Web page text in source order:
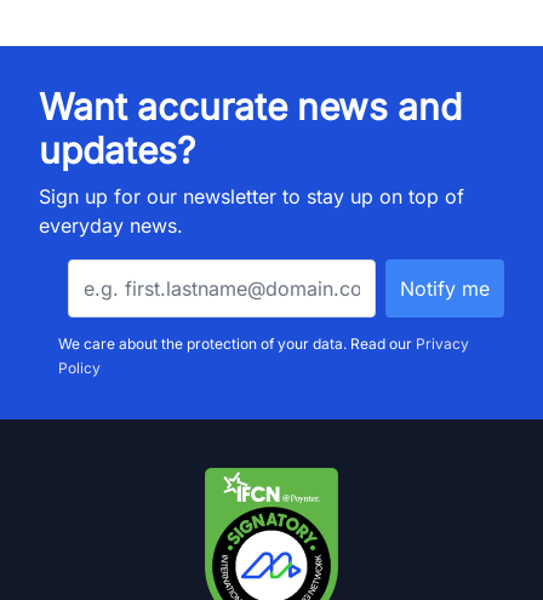
Want accurate news and
updates?
Sign up for our newsletter to stay up on top of
everyday news.
We care about the protection of your data. Read our Privacy
Policy